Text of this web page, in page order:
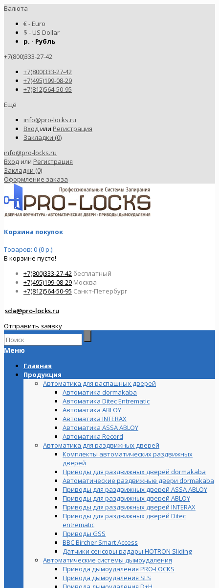
Валюта
€ - Euro
$ - US Dollar
р. - Рубль
+7(800)333-27-42
+7(800)333-27-42
+7(495)199-08-29
+7(812)564-50-95
Ещё
info@pro-locks.ru
Входили Регистрация
Закладки (0)
info@pro-locks.ru
Вход или Регистрация
Закладки (0)
Оформление заказа
Корзина покупок
Товаров: 0 (0 р.)
В корзине пусто!
+7(800)333-27-42 бесплатный
+7(495)199-08-29 Москва
+7(812)564-50-95 Санкт-Петербург
sda@pro-locks.ru
Отправить заявку
Меню
Главная
Продукция
Автоматика для распашных дверей
Автоматика dormakaba
Автоматика Ditec Entrematic
Автоматика ABLOY
Автоматика INTERAX
Автоматика ASSA ABLOY
Автоматика Record
Автоматика для раздвижных дверей
Комплекты автоматических раздвижных
дверей
Приводы для раздвижных дверей dormakaba
Автоматические раздвижные двери dormakaba
Приводы для раздвижных дверей ASSA ABLOY
Приводы для раздвижных дверей ABLOY
Приводы для раздвижных дверей INTERAX
Приводы для раздвижных дверей Ditec
entrematic
Приводы GSS
BBC Bircher Smart Access
Датчики сенсоры радары HOTRON Sliding
Автоматические системы дымоудаления
Привода дымоудаления PRO-LOCKS
Привода дымоудаления SLS